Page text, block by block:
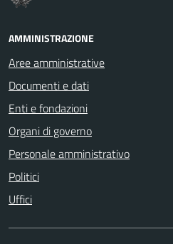
AMMINISTRAZIONE
Aree amministrative
Documenti e dati
Enti e fondazioni
Organi di governo
Personale amministrativo
Politici
Uffici